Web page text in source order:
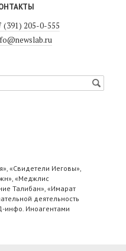
(391) 205-0-555
«Свидетели Иеговы»,
«Меджлис
Талибан», «Имарат
деятельность
инфо. Иноагентами